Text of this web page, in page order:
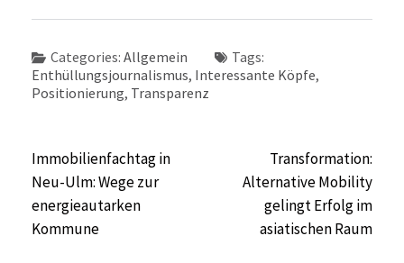
Categories: Allgemein
Tags:
Enthüllungsjournalismus, Interessante Köpfe,
Positionierung, Transparenz
Beitragsnavigation
Immobilienfachtag in
Neu-Ulm: Wege zur
energieautarken
Kommune
Transformation:
Alternative Mobility
gelingt Erfolg im
asiatischen Raum